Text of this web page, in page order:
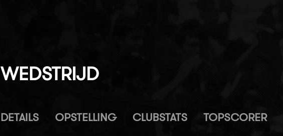
WEDSTRIJD
DETAILS OPSTELLING CLUBSTATS TOPSCORER